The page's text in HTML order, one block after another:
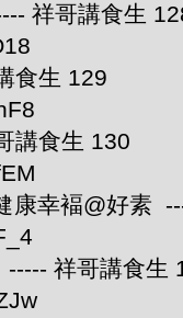
祥哥講食生
食生 129
講食生 130
康幸褔@好素
祥哥講食生